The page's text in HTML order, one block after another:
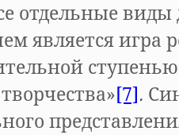
отдельные виды
является игра
ступенью
[7].